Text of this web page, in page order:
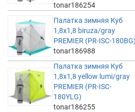
tonar186254
Палатка зимняя Куб
1,8х1,8 biruza/gray
PREMIER (PR-ISC-180BG)
tonar186988
Палатка зимняя Куб
1,8х1,8 yellow lumi/gray
PREMIER (PR-ISC-
180YLG)
tonar186255